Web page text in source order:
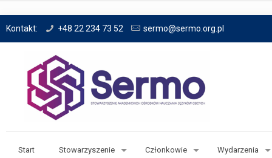
Kontakt: +48 22 234 73 52 sermo@sermo.org.pl
Start Stowarzyszenie Członkowie Wydarzenia